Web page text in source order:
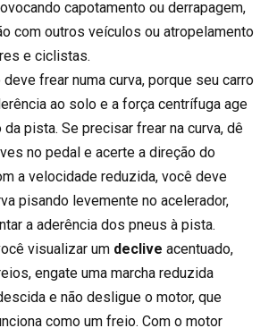
capotamento ou derrapagem,
com outros veículos ou atropelamento
e ciclistas.
deve frear numa curva, porque seu carro
ao solo e a força centrífuga age
da pista. Se precisar frear na curva, dê
no pedal e acerte a direção do
a velocidade reduzida, você deve
pisando levemente no acelerador,
a aderência dos pneus à pista.
visualizar um declive acentuado,
engate uma marcha reduzida
e não desligue o motor, que
como um freio. Com o motor